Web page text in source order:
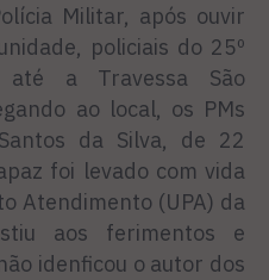
Militar, após ouvir
policiais do 25º
a Travessa São
ao local, os PMs
da Silva, de 22
foi levado com vida
Atendimento (UPA) da
aos ferimentos e
idenficou o autor dos